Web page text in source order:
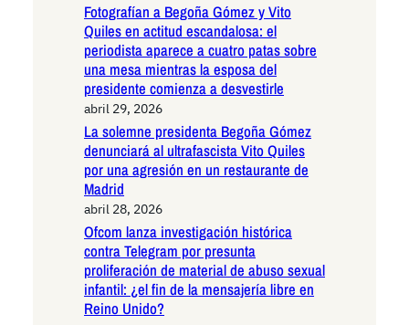
Fotografían a Begoña Gómez y Vito
Quiles en actitud escandalosa: el
periodista aparece a cuatro patas sobre
una mesa mientras la esposa del
presidente comienza a desvestirle
abril 29, 2026
La solemne presidenta Begoña Gómez
denunciará al ultrafascista Vito Quiles
por una agresión en un restaurante de
Madrid
abril 28, 2026
Ofcom lanza investigación histórica
contra Telegram por presunta
proliferación de material de abuso sexual
infantil: ¿el fin de la mensajería libre en
Reino Unido?